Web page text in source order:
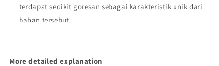
terdapat sedikit goresan sebagai karakteristik unik dari
bahan tersebut.
More detailed explanation